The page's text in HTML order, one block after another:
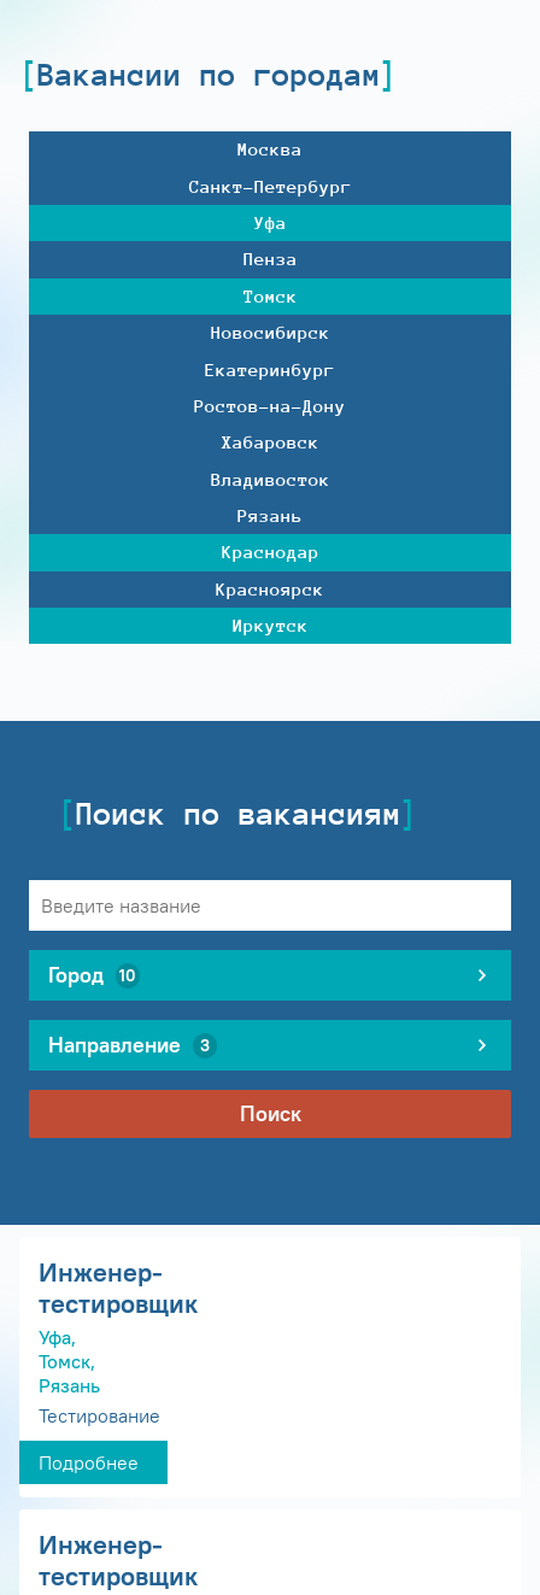
Вакансии по городам
Москва
Санкт-Петербург
Уфа
Пенза
Томск
Новосибирск
Екатеринбург
Ростов-на-Дону
Хабаровск
Владивосток
Рязань
Краснодар
Красноярск
Иркутск
Поиск по вакансиям
Город 10
Направление 3
Поиск
Инженер-
тестировщик
Уфа,
Томск,
Рязань
Тестирование
Подробнее
Инженер-
тестировщик